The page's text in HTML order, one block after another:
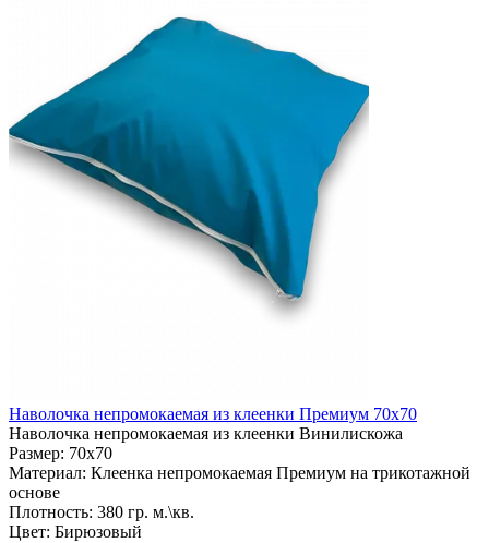
Наволочка непромокаемая из клеенки Премиум 70х70
Наволочка непромокаемая из клеенки Винилискожа
Размер: 70х70
Материал: Клеенка непромокаемая Премиум на трикотажной
основе
Плотность: 380 гр. м.\кв.
Цвет: Бирюзовый